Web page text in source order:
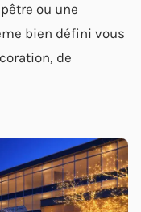
ou une
bien défini vous
de